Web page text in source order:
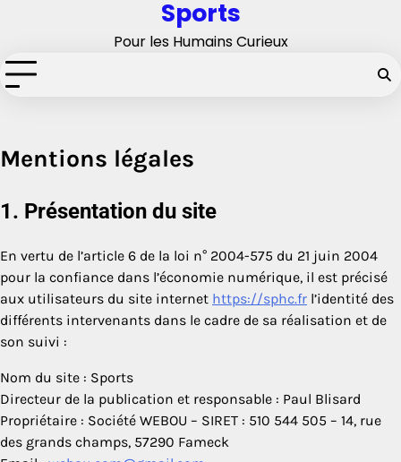
Sports
Pour les Humains Curieux
Mentions légales
1. Présentation du site
En vertu de l’article 6 de la loi n° 2004-575 du 21 juin 2004
pour la confiance dans l’économie numérique, il est précisé
aux utilisateurs du site internet https://sphc.fr l’identité des
différents intervenants dans le cadre de sa réalisation et de
son suivi :
Nom du site : Sports
Directeur de la publication et responsable : Paul Blisard
Propriétaire : Société WEBOU – SIRET : 510 544 505 – 14, rue
des grands champs, 57290 Fameck